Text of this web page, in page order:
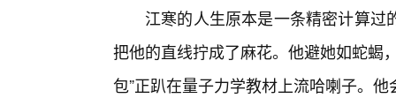
江寒的人生原本是一条精密计算
把他的直线拧成了麻花。他避她如蛇蝎
包”正趴在量子力学教材上流哈喇子。